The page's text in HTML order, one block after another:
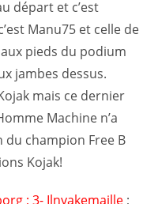
départ et c’est
Manu75 et celle de
pieds du podium
jambes dessus.
mais ce dernier
Machine n’a
champion Free B
Kojak!
; 3- Ilnyakemaille ;